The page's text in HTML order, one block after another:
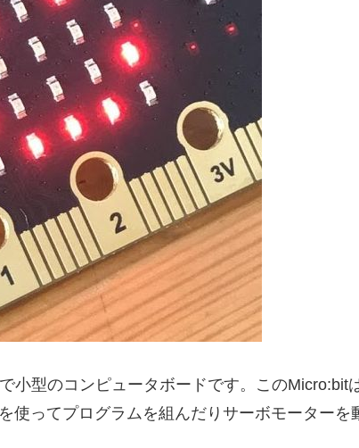
小型のコンピュータボードです。このMicro:bit
使ってプログラムを組んだりサーボモーターを